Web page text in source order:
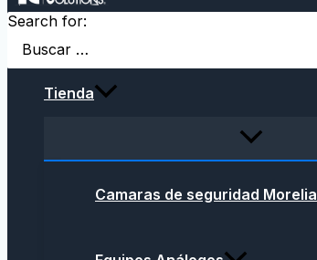
Search for:
Tienda
Camaras de seguridad Morelia